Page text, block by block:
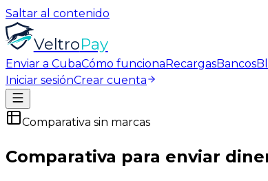
Saltar al contenido
VeltroPay
Enviar a CubaCómo funcionaRecargasBancos
Iniciar sesiónCrear cuenta
Comparativa sin marcas
Comparativa para enviar